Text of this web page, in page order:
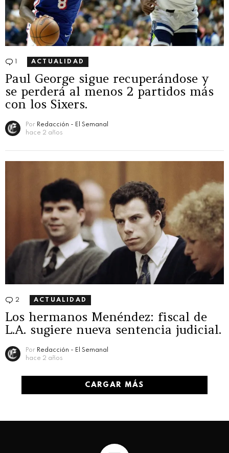
Comentario
ACTUALIDAD
Paul George sigue recuperándose y
se perderá al menos 2 partidos más
con los Sixers.
Por Redacción - El Semanal
hace 2 años
2 Comentarios
ACTUALIDAD
Los hermanos Menéndez: fiscal de
L.A. sugiere nueva sentencia judicial.
Por Redacción - El Semanal
hace 2 años
CARGAR MÁS